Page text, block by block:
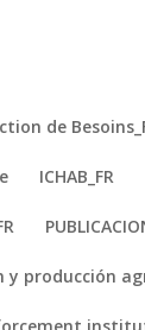
de
ICHAB_FR
y producción
-
-
-